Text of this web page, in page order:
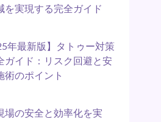
を実現する完全ガイド
年最新版】タトゥー対策
ガイド：リスク回避と安
術のポイント
場の安全と効率化を実